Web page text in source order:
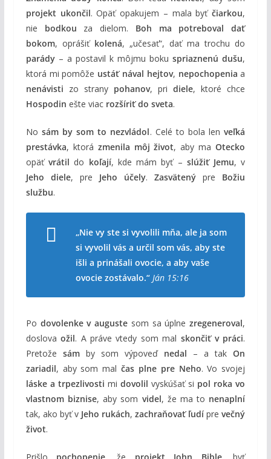
projekt ukončil. Opäť opakujem – mala byťčiarkou,
nie bodkou za dielom. Boh ma potreboval dať
bokom, oprášiť kolená, „učesať“, dať ma trochu do
parády– a postavil k môjmu bokuspriaznenú dušu,
ktorá mi pomôže ustáť nával hejtov, nepochopenia a
nenávisti zo strany pohanov, pridiele, ktoré chce
Hospodin ešte viac rozšíriť do sveta.
No sám by som to nezvládol. Celé to bola lenveľká
prestávka, ktorá zmenila môj život, aby maOtecko
opäť vrátil do koľají, kde mám byť – slúžiť Jemu, v
Jeho diele, pre Jeho účely.Zasvätený pre Božiu
službu.
„Nie vy ste si vyvolili mňa, ale ja som
si vyvolil vás a určil som vás, aby ste
išli a prinášali ovocie, a aby vaše
ovocie zostávalo.“ Ján 15:16
Po dovolenke v auguste som sa úplnezregeneroval,
doslovaožil. A práve vtedy som mal skončiť v práci.
Pretože sámby som výpoveď nedal – a takOn
zariadil, aby som malčas plne pre Neho. Vo svojej
láske a trpezlivosti mi dovolil vyskúšať si pol roka vo
vlastnom biznise, aby som videl, že ma to nenaplní
tak, ako byť v Jeho rukách,zachraňovať ľudí prevečný
život.
Prišlo pochopenie , že projekt John Bible, byť